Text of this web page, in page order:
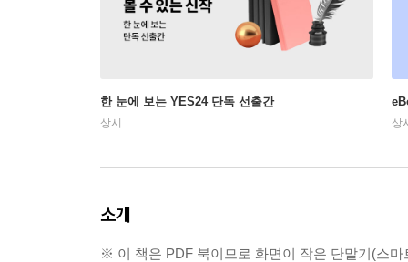
한 눈에 보는 YES24 단독 선출간
상시 상
소개
※ 이 책은 PDF 북이므로 화면이 작은 단말기(스